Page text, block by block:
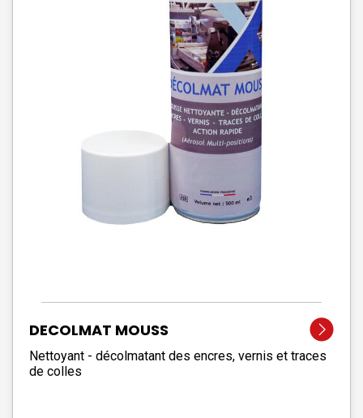
DECOLMAT MOUSS
Nettoyant - décolmatant des encres, vernis et traces
de colles